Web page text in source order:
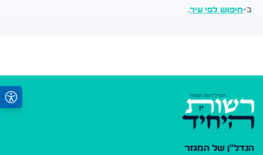
ב-חיפוש לפי עיר.
הנדל"ן של המגזר